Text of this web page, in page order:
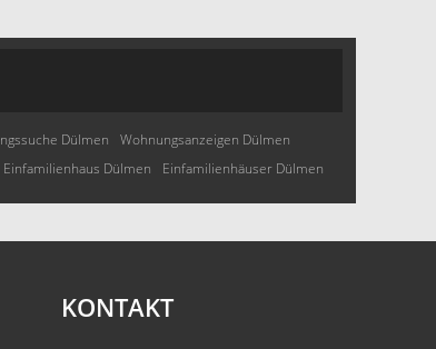
Dülmen
Wohnungsanzeigen Dülmen
Einfamilienhaus Dülmen Einfamilienhäuser Dülmen
KONTAKT